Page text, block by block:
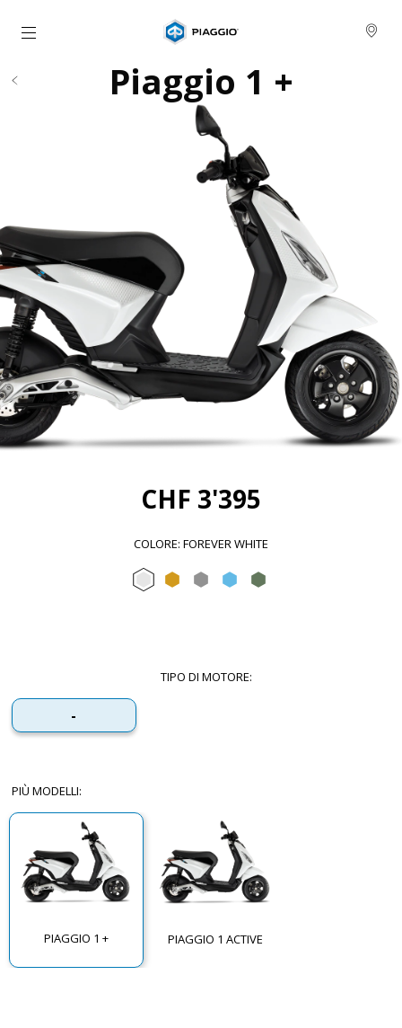
Vai al contenuto principale
Piaggio 1 +
CHF 3'395
COLORE: FOREVER WHITE
Forever White
Sunshine Mix
Forever Grey
Arctic Mix
TIPO DI MOTORE:
-
PIÙ MODELLI:
PIAGGIO 1 + PIAGGIO 1 ACTIVE